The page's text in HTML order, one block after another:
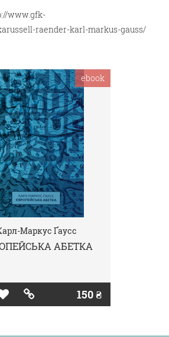
www.gfk-
raender-karl-markus-gauss/
Маркус Ґаусс
АБЕТКА
150 ₴
ebook